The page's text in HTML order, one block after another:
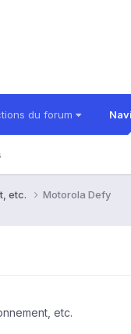
du forum
etc. Motorola Defy
etc.